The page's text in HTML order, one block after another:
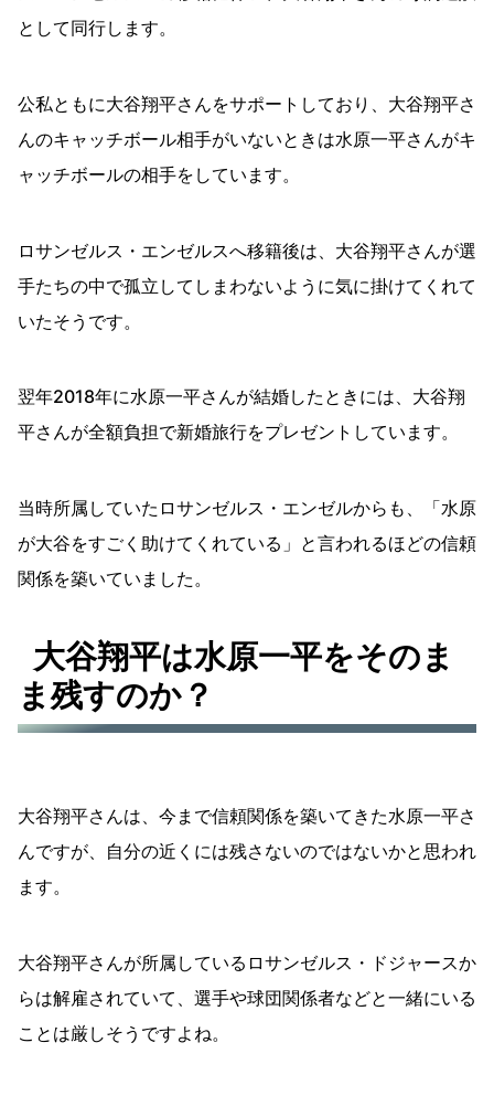
として同行します。
公私ともに大谷翔平さんをサポートしており、大谷翔平さ
んのキャッチボール相手がいないときは水原一平さんがキ
ャッチボールの相手をしています。
ロサンゼルス・エンゼルスへ移籍後は、大谷翔平さんが選
手たちの中で孤立してしまわないように気に掛けてくれて
いたそうです。
翌年2018年に水原一平さんが結婚したときには、大谷翔
平さんが全額負担で新婚旅行をプレゼントしています。
当時所属していたロサンゼルス・エンゼルからも、「水原
が大谷をすごく助けてくれている」と言われるほどの信頼
関係を築いていました。
大谷翔平は水原一平をそのま
ま残すのか？
大谷翔平さんは、今まで信頼関係を築いてきた水原一平さ
んですが、自分の近くには残さないのではないかと思われ
ます。
大谷翔平さんが所属しているロサンゼルス・ドジャースか
らは解雇されていて、選手や球団関係者などと一緒にいる
ことは厳しそうですよね。